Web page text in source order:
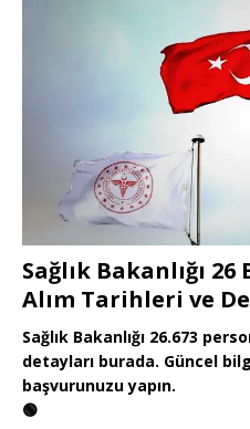
Sağlık Bakanlığı
Alım Tarihleri ve
Sağlık Bakanlığı 26.673
detayları burada. Güncel
başvurunuzu yapın.
🟢